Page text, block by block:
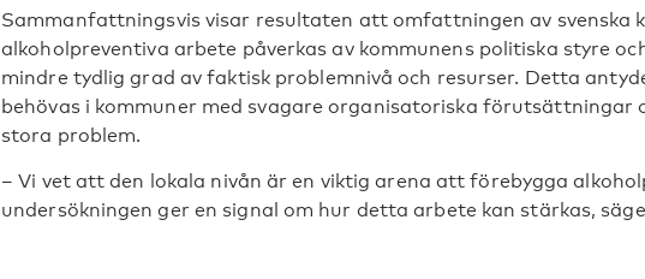
Sammanfattningsvis visar resultaten att omfattningen av svenska
alkoholpreventiva arbete påverkas av kommunens politiska styre
mindre tydlig grad av faktisk problemnivå och resurser. Detta
behövas i kommuner med svagare organisatoriska förutsättningar
stora problem.
– Vi vet att den lokala nivån är en viktig arena att förebygga
undersökningen ger en signal om hur detta arbete kan stärkas,